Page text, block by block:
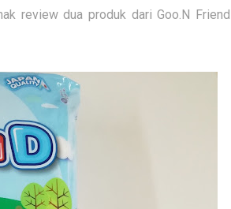
review dua produk dari Goo.N Friend